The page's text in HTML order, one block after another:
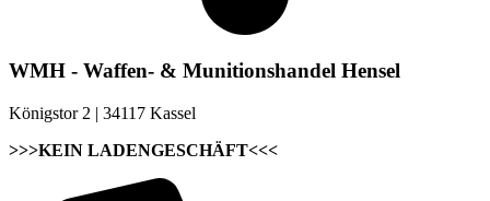
WMH - Waffen- & Munitionshandel Hensel
Königstor 2 | 34117 Kassel
>>>KEIN LADENGESCHÄFT<<<